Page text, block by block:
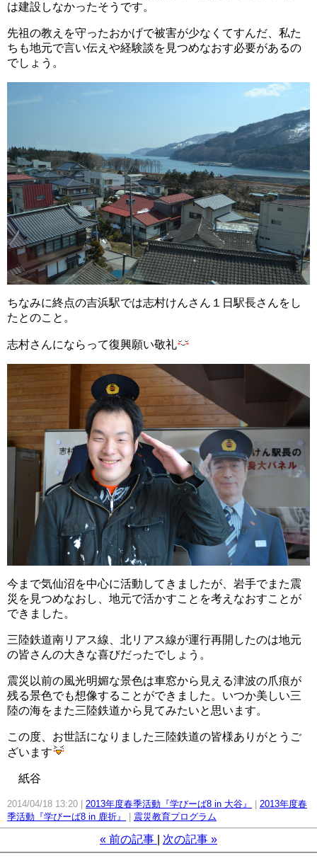
は建設しなかったそうです。
先祖の教えを守ったおかげで被害が少なくてすんだ、私た
ちも地元で言い伝えや経験談を見つめなおす必要があるの
でしょう。
ちなみに終点の吉浜駅では志村けんさん１日駅長さんをし
たとのこと。
志村さんにならって復興願い敬礼
今まで気仙沼を中心に活動してきましたが、岩手でまた震
災を見つめなおし、地元で活かすことを考えなおすことが
できました。
三陸鉄道南リアス線、北リアス線が運行再開したのは地元
の皆さんの大きな喜びだったでしょう。
震災以前の風光明媚な景色は車窓から見える津波の爪痕が
残る景色でも想像することができました。いつか美しい三
陸の海をまた三陸鉄道から見てみたいと思います。
この度、お世話になりました三陸鉄道の皆様ありがとうご
ざいます
紙谷
2014/04/18 13:20 2013年度春季活動『学びーば8 in 大谷』
2013年度春
季活動『学びーば8 in 鹿折』
震災教育プログラム
« 前の記事 次の記事 »